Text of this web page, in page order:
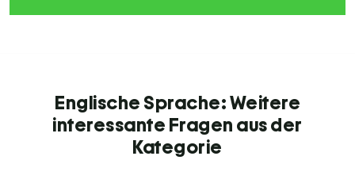
Englische Sprache: Weitere
interessante Fragen aus der
Kategorie